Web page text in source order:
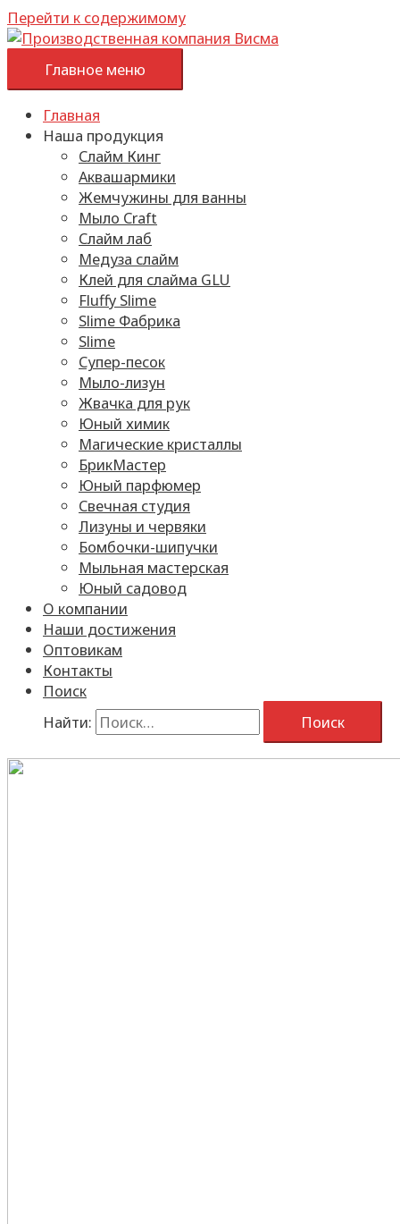
Перейти к содержимому
Главное меню
Главная
Наша продукция
Слайм Кинг
Аквашармики
Жемчужины для ванны
Мыло Craft
Слайм лаб
Медуза слайм
Клей для слайма GLU
Fluffy Slime
Slime Фабрика
Slime
Супер-песок
Мыло-лизун
Жвачка для рук
Юный химик
Магические кристаллы
БрикМастер
Юный парфюмер
Свечная студия
Лизуны и червяки
Бомбочки-шипучки
Мыльная мастерская
Юный садовод
О компании
Наши достижения
Оптовикам
Контакты
Поиск
Найти: